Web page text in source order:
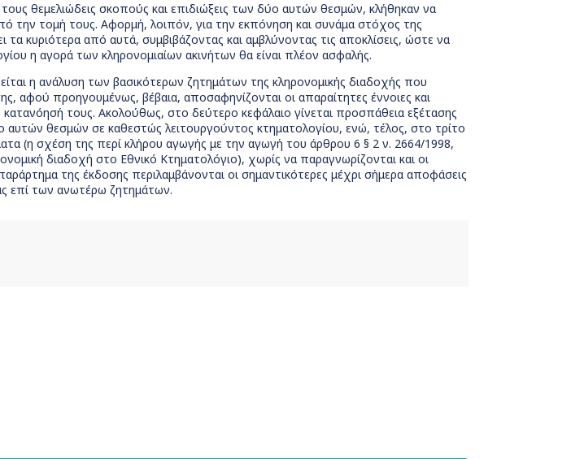
θεμελιώδεις σκοπούς και επιδιώξεις των δύο αυτών θεσμών, κλήθηκαν να
την τομή τους. Αφορμή, λοιπόν, για την εκπόνηση και συνάμα στόχος της
τα κυριότερα από αυτά, συμβιβάζοντας και αμβλύνοντας τις αποκλίσεις, ώστε να
η αγορά των κληρονομιαίων ακινήτων θα είναι πλέον ασφαλής.
η ανάλυση των βασικότερων ζητημάτων της κληρονομικής διαδοχής που
αφού προηγουμένως, βέβαια, αποσαφηνίζονται οι απαραίτητες έννοιες και
κατανόησή τους. Ακολούθως, στο δεύτερο κεφάλαιο γίνεται προσπάθεια εξέτασης
θεσμών σε καθεστώς λειτουργούντος κτηματολογίου, ενώ, τέλος, στο τρίτο
(η σχέση της περί κλήρου αγωγής με την αγωγή του άρθρου 6 § 2 ν. 2664/1998,
διαδοχή στο Εθνικό Κτηματολόγιο), χωρίς να παραγνωρίζονται και οι
της έκδοσης περιλαμβάνονται οι σημαντικότερες μέχρι σήμερα αποφάσεις
επί των ανωτέρω ζητημάτων.